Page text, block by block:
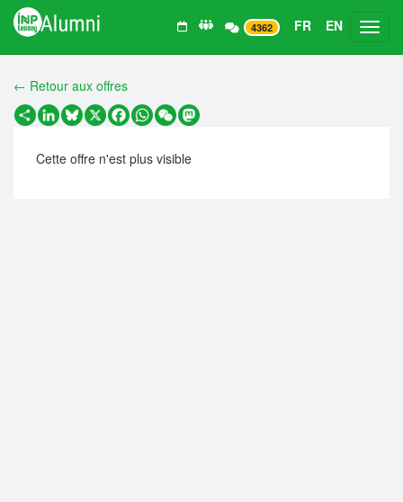
4362 FR EN
← Retour aux offres
PartagerLinkedIn
Bluesky
X Facebook
WhatsApp
WeChatMastodon
Cette offre n'est plus visible